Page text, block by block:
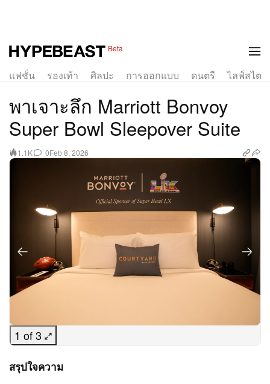
Beta
แฟชั่น รองเท้า ศิลปะ การออกแบบ ดนตรี ไลฟ์สไตล์
พาเจาะลึก Marriott Bonvoy
Super Bowl Sleepover Suite
1.1K 0Feb 8, 2026
1 of 3
สรุปใจความ